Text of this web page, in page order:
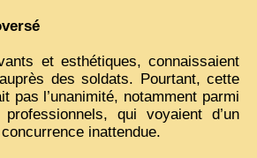
RELIGION...
et esthétiques, connaissaient
des soldats. Pourtant, cette
pas l’unanimité, notamment parmi
qui voyaient d’un
inattendue.